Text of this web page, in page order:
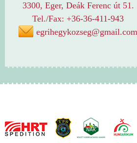
3300, Eger, Deák Ferenc út 51.
Tel./Fax: +36-36-411-943
egrihegykozseg@gmail.com